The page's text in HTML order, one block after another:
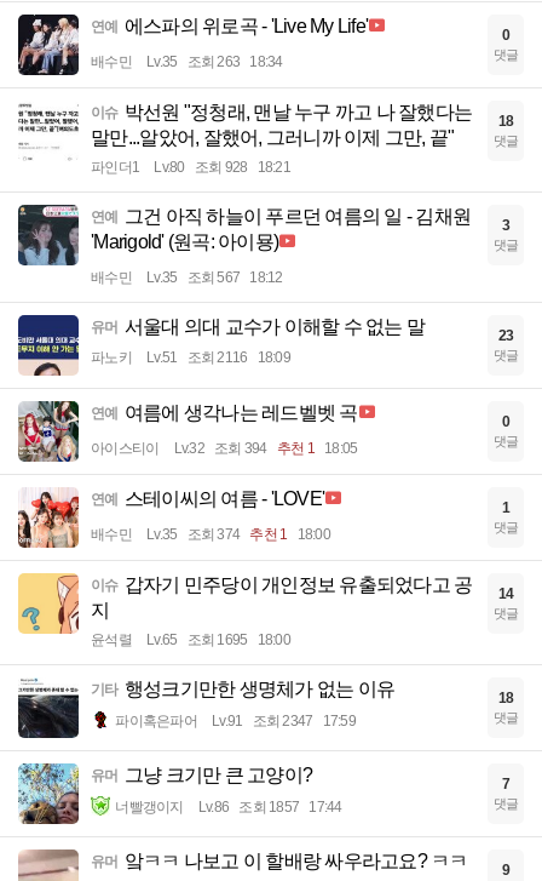
연예 에스파의 위로곡 - 'Live My Life'
배수민 Lv.35 조회 263 18:34
0
댓글
이슈 박선원 "정청래, 맨날 누구 까고 나 잘했다는
말만...알았어, 잘했어, 그러니까 이제 그만, 끝"
파인더1 Lv.80 조회 928 18:21
18
댓글
연예
그건 아직 하늘이 푸르던 여름의 일 - 김채원
'Marigold' (원곡: 아이묭)
배수민 Lv.35 조회 567 18:12
3
댓글
유머 서울대 의대 교수가 이해할 수 없는 말
파노키 Lv.51 조회 2116 18:09
23
댓글
연예 여름에 생각나는 레드벨벳 곡
아이스티이 Lv.32 조회 394 추천 1 18:05
0
댓글
연예 스테이씨의 여름 - 'LOVE'
배수민 Lv.35 조회 374 추천 1 18:00
1
댓글
이슈 갑자기 민주당이 개인정보 유출되었다고 공
지
윤석렬 Lv.65 조회 1695 18:00
14
댓글
기타 행성크기만한 생명체가 없는 이유
파이혹은파어 Lv.91 조회 2347 17:59
18
댓글
유머 그냥 크기만 큰 고양이?
너빨갱이지 Lv.86 조회 1857 17:44
7
댓글
유머 앜ㅋㅋ 나보고 이 할배랑 싸우라고요? ㅋㅋ 9